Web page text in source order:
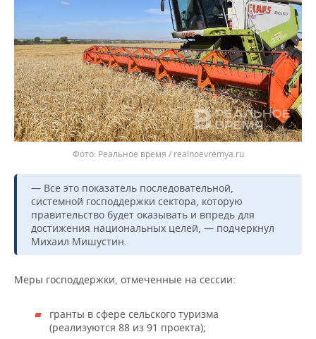
Реальное время / realnoevremya.ru
— Все это показатель последовательной,
системной господдержки сектора, которую
правительство будет оказывать и впредь для
достижения национальных целей, — подчеркнул
Михаил Мишустин.
Меры господдержки, отмеченные на сессии:
гранты в сфере сельского туризма
(реализуются 88 из 91 проекта);